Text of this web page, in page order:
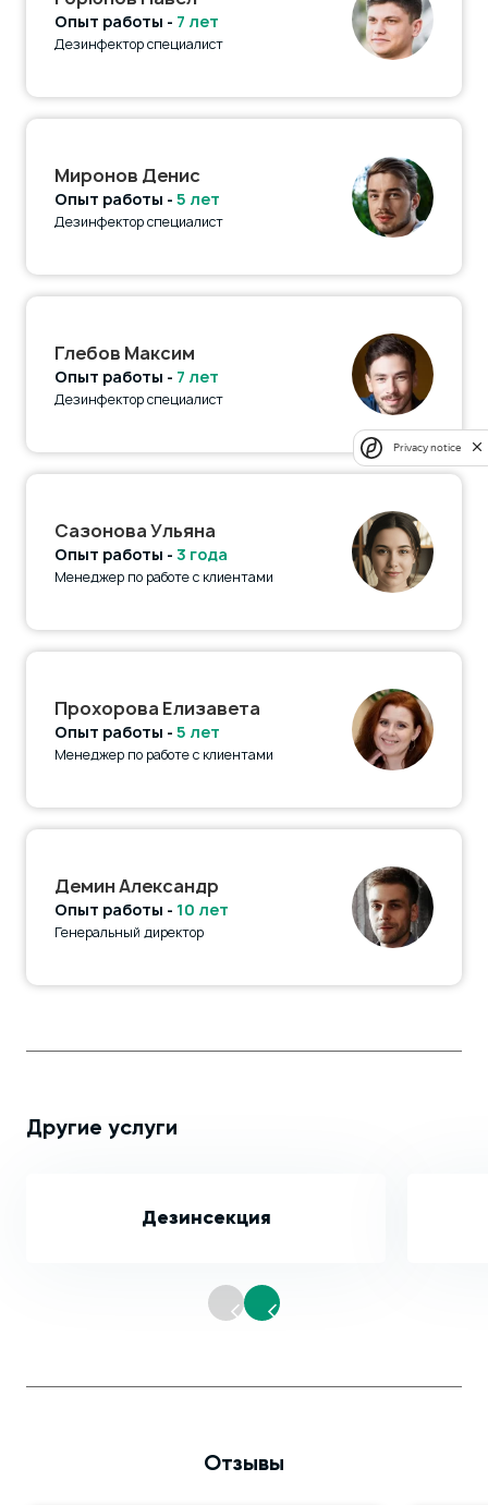
Опыт работы - 7 лет
Дезинфектор специалист
Миронов Денис
Опыт работы - 5 лет
Дезинфектор специалист
Глебов Максим
Опыт работы - 7 лет
Дезинфектор специалист
Сазонова Ульяна
Опыт работы - 3 года
Менеджер по работе с клиентами
Прохорова Елизавета
Опыт работы - 5 лет
Менеджер по работе с клиентами
Демин Александр
Опыт работы - 10 лет
Генеральный директор
Другие услуги
Дезинсекция
Отзывы
Privacy notice